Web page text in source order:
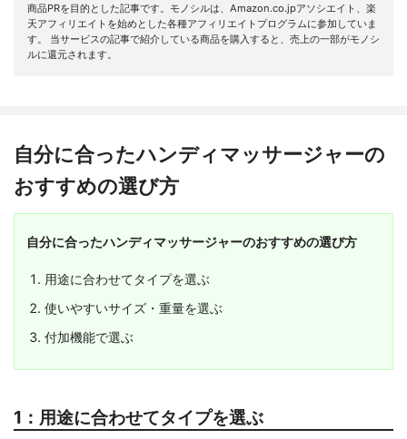
商品PRを目的とした記事です。モノシルは、Amazon.co.jpアソシエイト、楽
天アフィリエイトを始めとした各種アフィリエイトプログラムに参加していま
す。 当サービスの記事で紹介している商品を購入すると、売上の一部がモノシ
ルに還元されます。
自分に合ったハンディマッサージャーの
おすすめの選び方
自分に合ったハンディマッサージャーのおすすめの選び方
用途に合わせてタイプを選ぶ
使いやすいサイズ・重量を選ぶ
付加機能で選ぶ
1：用途に合わせてタイプを選ぶ